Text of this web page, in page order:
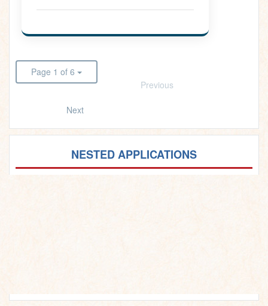
Page 1 of 6
Previous
Next
NESTED APPLICATIONS